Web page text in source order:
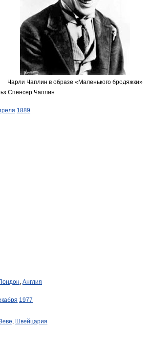
Чарли Чаплин в образе «Маленького бродяжки»
Спенсер Чаплин
1889
, Англия
1977
Веве, Швейцария